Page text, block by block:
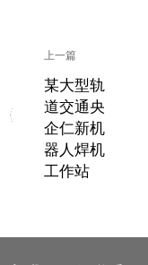
上一篇
某大型轨
道交通央
企仁新机
器人焊机
工作站